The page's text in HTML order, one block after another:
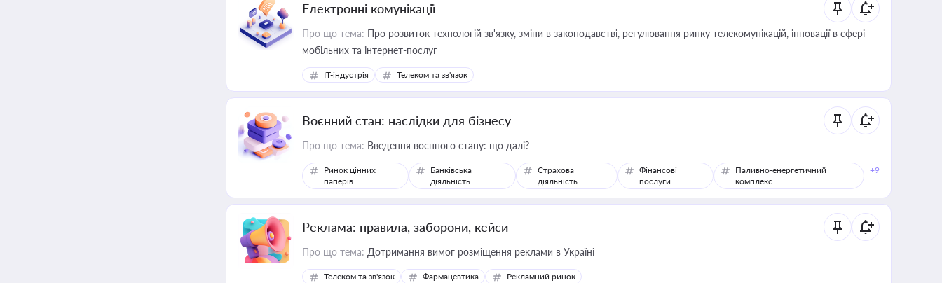
Електронні комунікації
Про що тема: Про розвиток технологій зв'язку, зміни в законодавстві, регулювання ринку телекомунікацій, інновації в сфері
мобільних та інтернет-послуг
IT-індустрія Телеком та зв'язок
Воєнний стан: наслідки для бізнесу
Про що тема: Введення воєнного стану: що далі?
Ринок цінних
паперів
Банківська
діяльність
Страхова
діяльність
Фінансові
послуги
Паливно-енергетичний
комплекс
+9
Реклама: правила, заборони, кейси
Про що тема: Дотримання вимог розміщення реклами в Україні
Телеком та зв'язок Фармацевтика Рекламний ринок